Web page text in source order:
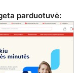
parduotuvė: